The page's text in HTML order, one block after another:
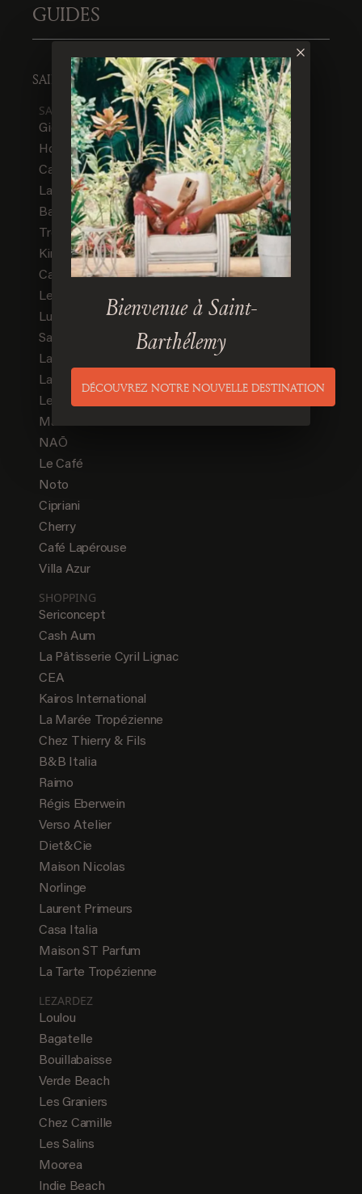
GUIDES
SAINT-TROPEZ
SAVOUREZ
Gigi
Hobo
Café de Paris
La Petite Plage
Bar du Port
Tropicana
Kinugawa
Café de l'Ormeau
Les Moulins de Ramatuelle
Luna Rossa
Salama
La Sauvageonne
La Pomme de Pin
Le Girelier
Manko
NAŌ
Le Café
Noto
Cipriani
Cherry
Café Lapérouse
Villa Azur
SHOPPING
Sericoncept
Cash Aum
La Pâtisserie Cyril Lignac
CEA
Kairos International
La Marée Tropézienne
Chez Thierry & Fils
B&B Italia
Raimo
Régis Eberwein
Verso Atelier
Diet&Cie
Maison Nicolas
Norlinge
Laurent Primeurs
Casa Italia
Maison ST Parfum
La Tarte Tropézienne
LEZARDEZ
Loulou
Bagatelle
Bouillabaisse
Verde Beach
Les Graniers
Chez Camille
Les Salins
Moorea
Indie Beach
Bienvenue à Saint-
Barthélemy
DÉCOUVREZ NOTRE NOUVELLE DESTINATION